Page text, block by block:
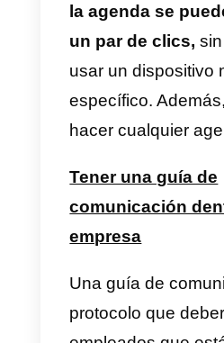
agentes
tiempo y
margen de
hablar con un
para
notas para
que entre en
reasigne el
Así se puede